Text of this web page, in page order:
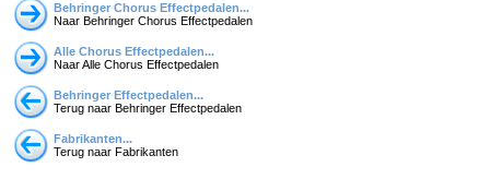
Behringer Chorus Effectpedalen...
Naar Behringer Chorus Effectpedalen
Alle Chorus Effectpedalen...
Naar Alle Chorus Effectpedalen
Behringer Effectpedalen...
Terug naar Behringer Effectpedalen
Fabrikanten...
Terug naar Fabrikanten